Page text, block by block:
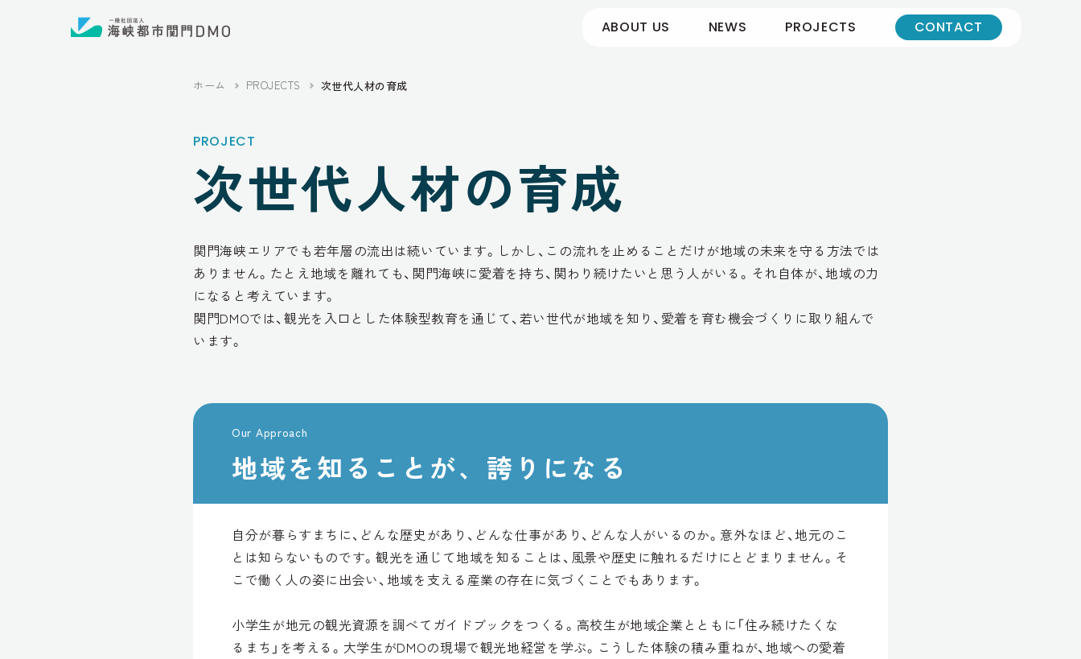
ABOUT US NEWS PROJECTS CONTACT
ホーム PROJECTS 次世代人材の育成
PROJECT
次世代人材の育成
関門海峡エリアでも若年層の流出は続いています。しかし、この流れを止めることだけが地域の未来を守る方法では
ありません。たとえ地域を離れても、関門海峡に愛着を持ち、関わり続けたいと思う人がいる。それ自体が、地域の力
になると考えています。
関門DMOでは、観光を入口とした体験型教育を通じて、若い世代が地域を知り、愛着を育む機会づくりに取り組んで
います。
Our Approach
地域を知ることが、誇りになる
自分が暮らすまちに、どんな歴史があり、どんな仕事があり、どんな人がいるのか。意外なほど、地元のこ
とは知らないものです。観光を通じて地域を知ることは、風景や歴史に触れるだけにとどまりません。そ
こで働く人の姿に出会い、地域を支える産業の存在に気づくことでもあります。
小学生が地元の観光資源を調べてガイドブックをつくる。高校生が地域企業とともに「住み続けたくな
るまち」を考える。大学生がDMOの現場で観光地経営を学ぶ。こうした体験の積み重ねが、地域への愛着